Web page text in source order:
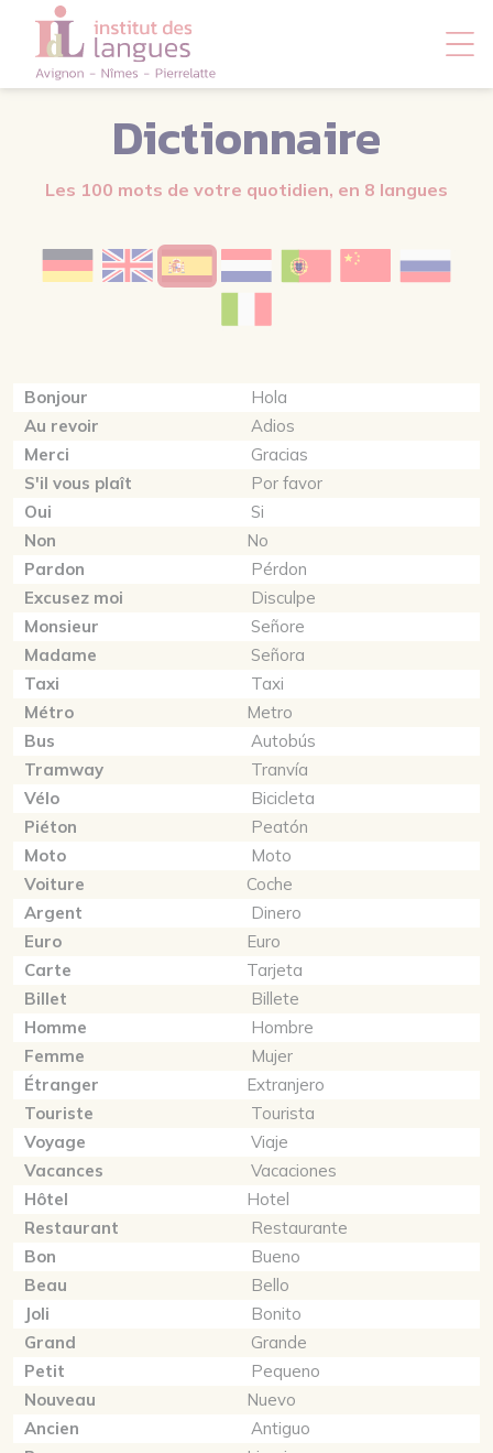
Dictionnaire
Les 100 mots de votre quotidien, en 8 langues
Bonjour
Hola
Au revoir
Adios
Merci
Gracias
S'il vous plaît
Por favor
Oui
Si
Non
No
Pardon
Pérdon
Excusez moi
Disculpe
Monsieur
Señore
Madame
Señora
Taxi
Taxi
Métro
Metro
Bus
Autobús
Tramway
Tranvía
Vélo
Bicicleta
Piéton
Peatón
Moto
Moto
Voiture
Coche
Argent
Dinero
Euro
Euro
Carte
Tarjeta
Billet
Billete
Homme
Hombre
Femme
Mujer
Étranger
Extranjero
Touriste
Tourista
Voyage
Viaje
Vacances
Vacaciones
Hôtel
Hotel
Restaurant
Restaurante
Bon
Bueno
Beau
Bello
Joli
Bonito
Grand
Grande
Petit
Pequeno
Nouveau
Nuevo
Ancien
Antiguo
Panneau de gestion des cookies